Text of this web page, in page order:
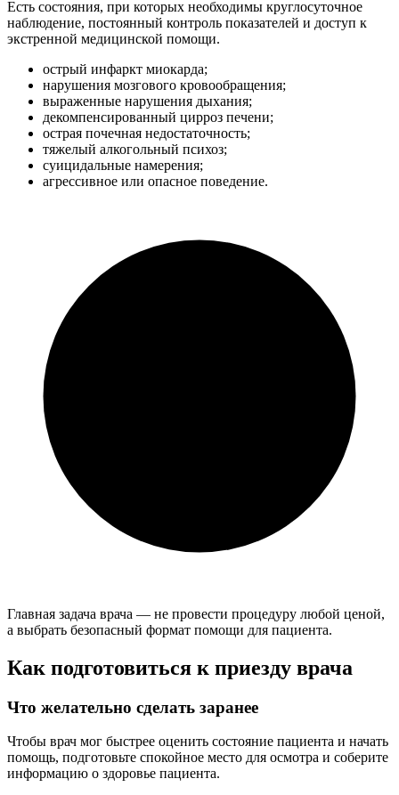
Есть состояния, при которых необходимы круглосуточное
наблюдение, постоянный контроль показателей и доступ к
экстренной медицинской помощи.
острый инфаркт миокарда;
нарушения мозгового кровообращения;
выраженные нарушения дыхания;
декомпенсированный цирроз печени;
острая почечная недостаточность;
тяжелый алкогольный психоз;
суицидальные намерения;
агрессивное или опасное поведение.
Главная задача врача — не провести процедуру любой ценой,
а выбрать безопасный формат помощи для пациента.
Как подготовиться к приезду врача
Что желательно сделать заранее
Чтобы врач мог быстрее оценить состояние пациента и начать
помощь, подготовьте спокойное место для осмотра и соберите
информацию о здоровье пациента.